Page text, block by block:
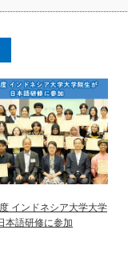
インドネシア大学大学
本語研修に参加